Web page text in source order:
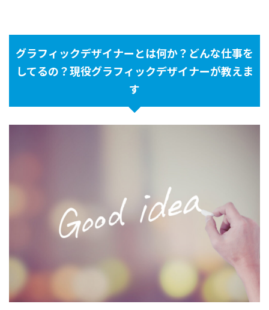
グラフィックデザイナーとは何か？どんな仕事を
してるの？現役グラフィックデザイナーが教えま
す